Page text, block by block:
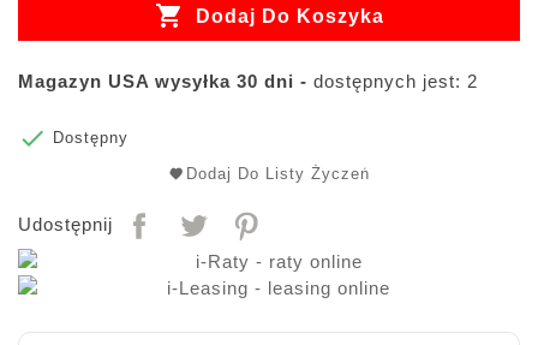
 Dodaj Do Koszyka
Magazyn USA wysyłka 30 dni - dostępnych jest: 2

Dostępny
Dodaj Do Listy Życzeń
Udostępnij